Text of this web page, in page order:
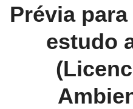
Prévia
estudo